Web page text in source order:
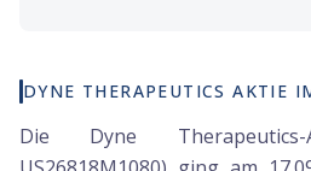
DYNE THERAPEUTICS AKTIE
Die Dyne